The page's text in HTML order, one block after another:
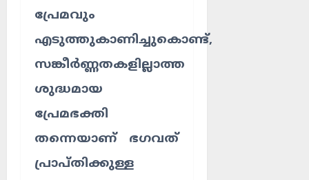
പ്രേമവും
എടുത്തുകാണിച്ചുകൊണ്ട്,
സങ്കീർണ്ണതകളില്ലാത്ത
ശുദ്ധമായ
പ്രേമഭക്തി
തന്നെയാണ് ഭഗവത്
പ്രാപ്തിക്കുള്ള